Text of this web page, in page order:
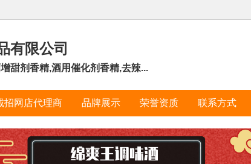
有限公司
甜剂香精,酒用催化剂香精,去辣...
招网店代理商 品牌展示 荣誉资质 联系方式